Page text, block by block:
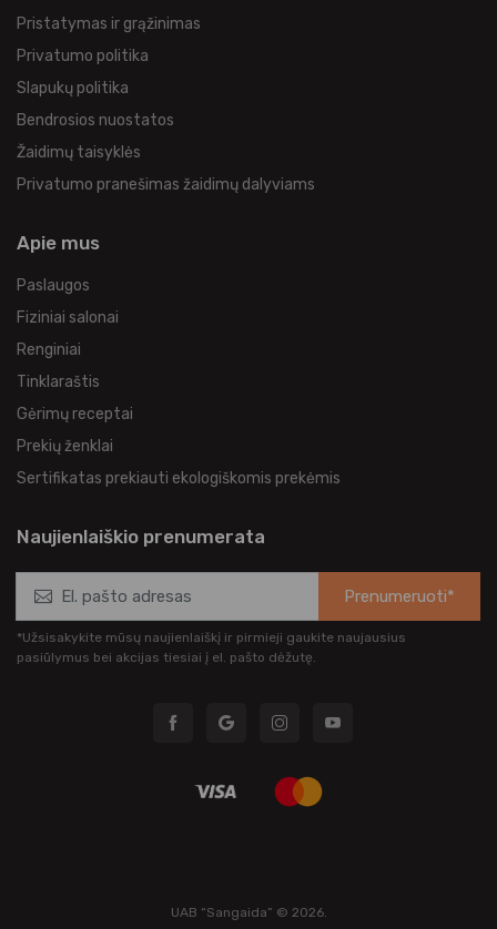
Pristatymas ir grąžinimas
Privatumo politika
Slapukų politika
Bendrosios nuostatos
Žaidimų taisyklės
Privatumo pranešimas žaidimų dalyviams
Apie mus
Paslaugos
Fiziniai salonai
Renginiai
Tinklaraštis
Gėrimų receptai
Prekių ženklai
Sertifikatas prekiauti ekologiškomis prekėmis
Naujienlaiškio prenumerata
Prenumeruoti*
*Užsisakykite mūsų naujienlaiškį ir pirmieji gaukite naujausius
pasiūlymus bei akcijas tiesiai į el. pašto dėžutę.
UAB “Sangaida” © 2026.